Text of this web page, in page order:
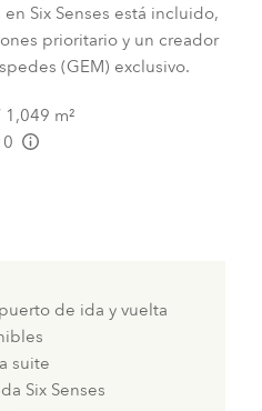
Six Senses está incluido,
prioritario y un creador
(GEM) exclusivo.
m²
de ida y vuelta
suite
Six Senses